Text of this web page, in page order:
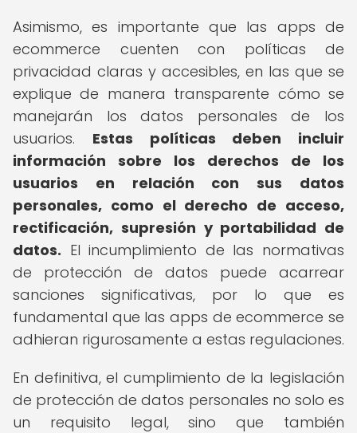
Asimismo, es importante que las apps de
ecommerce cuenten con políticas de
privacidad claras y accesibles, en las que se
explique de manera transparente cómo se
manejarán los datos personales de los
usuarios. Estas políticas deben incluir
información sobre los derechos de los
usuarios en relación con sus datos
personales, como el derecho de acceso,
rectificación, supresión y portabilidad de
datos. El incumplimiento de las normativas
de protección de datos puede acarrear
sanciones significativas, por lo que es
fundamental que las apps de ecommerce se
adhieran rigurosamente a estas regulaciones.
En definitiva, el cumplimiento de la legislación
de protección de datos personales no solo es
un requisito legal, sino que también